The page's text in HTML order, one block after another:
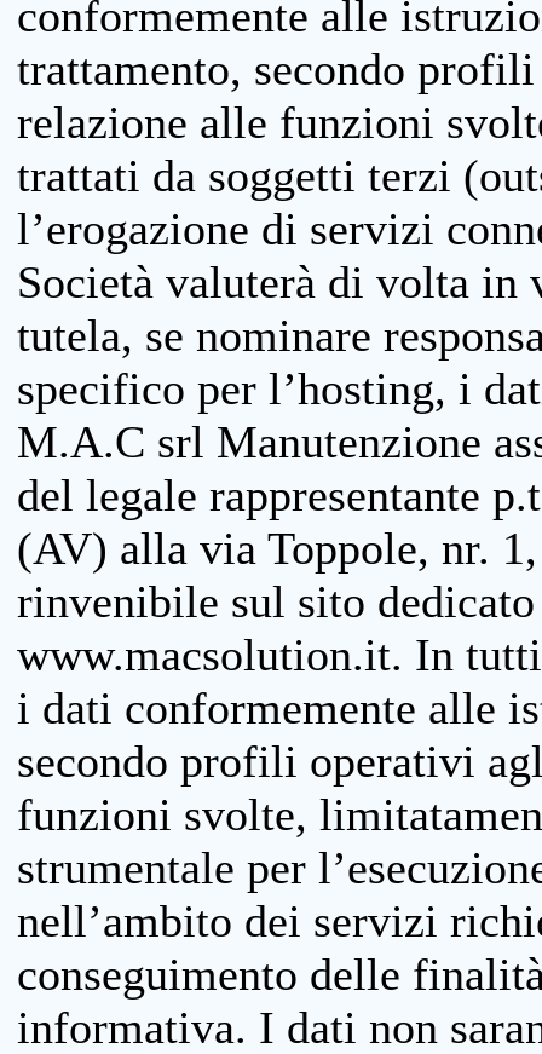
conformemente alle
trattamento, secondo
relazione alle funzioni
trattati da soggetti terzi
l’erogazione di servizi
Società valuterà di volta in
tutela, se nominare
specifico per l’hosting, i
M.A.C srl Manutenzione
del legale rappresentante
(AV) alla via Toppole, nr.
rinvenibile sul sito
www.macsolution.it. In
i dati conformemente alle
secondo profili operativi
funzioni svolte,
strumentale per
nell’ambito dei servizi
conseguimento delle
informativa. I dati non